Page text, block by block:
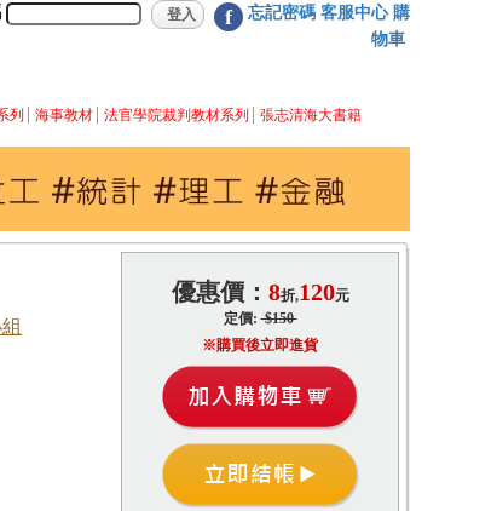
f 忘記密碼 客服中心 購
物車
列 海事教材 法官學院裁判教材系列 張志清海大書籍
優惠價： 8折,120元
定價:$150
※購買後立即進貨